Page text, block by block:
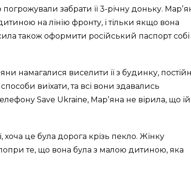
забрати її 3-річну доньку.
на лінію фронту, і тільки якщо вона
також оформити російський паспорт собі
намагалися виселити її з будинку,
виїхати, та всі вони здавались
Save Ukraine, Марʼяна не вірила, що їй
хоча це була дорога крізь пекло. Жінку
те, що вона була з малою дитиною, яка